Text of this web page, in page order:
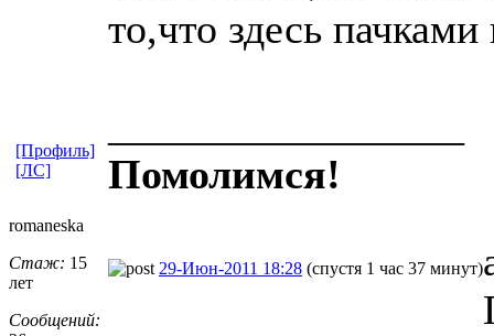
то,что здесь
Помолимся!
[Профиль]
[ЛС]
romaneska
Стаж: 15
лет
Сообщений:
29-Июн-2011 18:28 (спустя 1 час 37 минут)